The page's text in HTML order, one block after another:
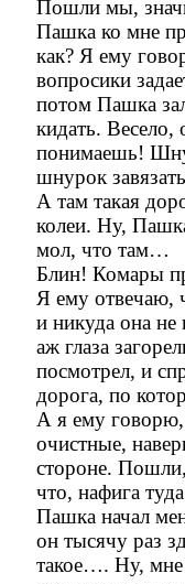
Пошли мы,
Пашка ко мне
как? Я ему
вопросики
потом Пашка
кидать.
понимаешь!
шнурок
А там такая
колеи. Ну,
мол, что там…
Блин! Комары
Я ему отвечаю,
и никуда она
аж глаза
посмотрел, и
дорога, по
А я ему говорю,
очистные,
стороне.
что, нафига
Пашка начал
он тысячу раз
такое…. Ну,